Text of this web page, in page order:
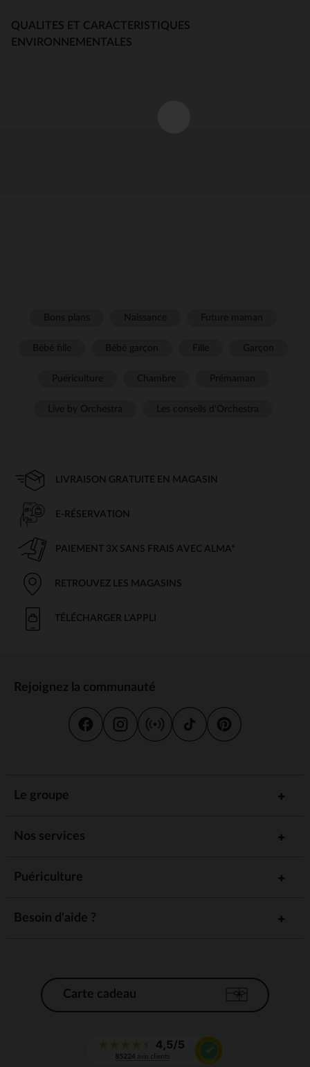
QUALITES ET CARACTERISTIQUES
ENVIRONNEMENTALES
LIVRAISON GRATUITE EN MAGASIN
E-RÉSERVATION
PAIEMENT 3X SANS FRAIS AVEC ALMA*
RETROUVEZ LES MAGASINS
TÉLÉCHARGER L'APPLI
Rejoignez la communauté
Le groupe
Nos services
Puériculture
Besoin d'aide ?
Carte cadeau